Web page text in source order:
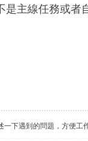
是主線任務或者
一下遇到的問題，方便工